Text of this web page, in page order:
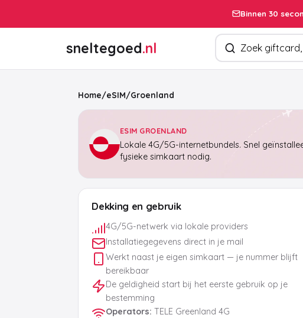
Binnen 30
sneltegoed.nl Zoek producten
Home/eSIM/Groenland
ESIM GROENLAND
Lokale 4G/5G-internetbundels. Snel
fysieke simkaart nodig.
Dekking en gebruik
4G/5G-netwerk via lokale providers
Installatiegegevens direct in je mail
Werkt naast je eigen simkaart — je nummer blijft
bereikbaar
De geldigheid start bij het eerste gebruik op je
bestemming
Operators: TELE Greenland 4G